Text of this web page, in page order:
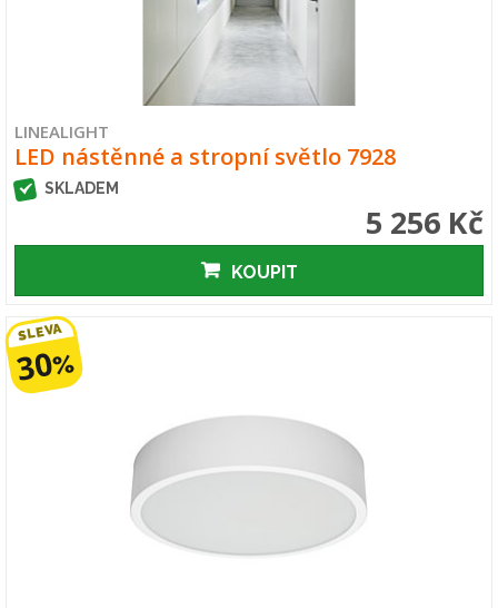
LINEALIGHT
LED nástěnné a stropní světlo 7928
SKLADEM
5 256 Kč
KOUPIT
SLEVA
30%